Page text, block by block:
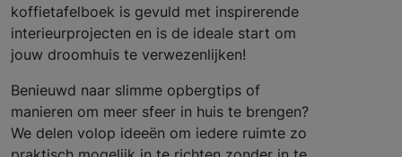
koffietafelboek is gevuld met inspirerende
interieurprojecten en is de ideale start om
jouw droomhuis te verwezenlijken!
Benieuwd naar slimme opbergtips of
manieren om meer sfeer in huis te brengen?
We delen volop ideeën om iedere ruimte zo